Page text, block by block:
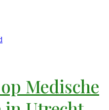
Medische